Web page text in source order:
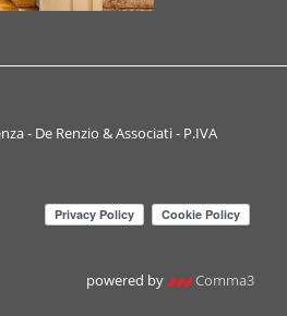
- De Renzio & Associati - P.IVA
powered by Comma3